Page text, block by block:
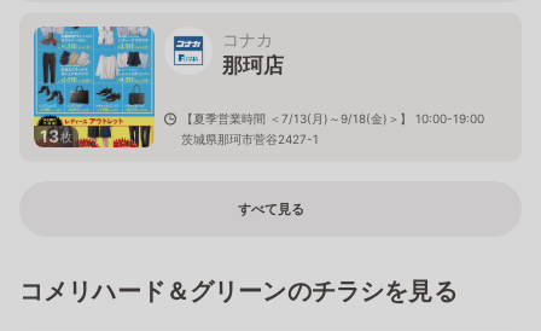
13枚
コナカ
那珂店
【夏季営業時間 ＜7/13(月)～9/18(金)＞】 10:00-19:00
茨城県那珂市菅谷2427-1
すべて見る
コメリハード＆グリーンのチラシを見る